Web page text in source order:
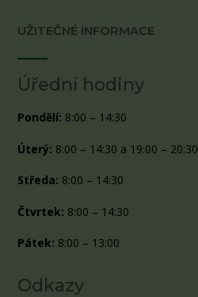
UŽITEČNÉ INFORMACE
Úřední hodiny
Pondělí: 8:00 – 14:30
Úterý: 8:00 – 14:30 a 19:00 – 20:30
Středa: 8:00 – 14:30
Čtvrtek: 8:00 – 14:30
Pátek: 8:00 – 13:00
Odkazy